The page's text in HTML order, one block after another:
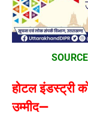
होटल इंडस्ट्री
उम्मीद—